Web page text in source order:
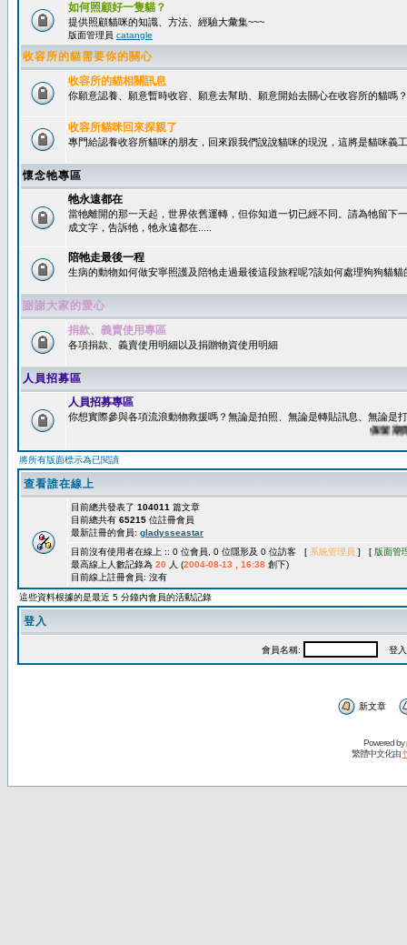
如何照顧好一隻貓？
提供照顧貓咪的知識、方法、經驗大彙集~~~
版面管理員 catangle
收容所的貓需要你的關心
收容所的貓相關訊息
你願意認養、願意暫時收容、願意去幫助、願意開始去關心在收容所的貓嗎？
收容所貓咪回來探親了
專門給認養收容所貓咪的朋友，回來跟我們說說貓咪的現況，這將是貓咪義
懷念牠專區
牠永遠都在
當牠離開的那一天起，世界依舊運轉，但你知道一切已經不同。請為牠留下
成文字，告訴牠，牠永遠都在.....
陪牠走最後一程
生病的動物如何做安寧照護及陪牠走過最後這段旅程呢?該如何處理狗狗貓貓
謝謝大家的愛心
捐款、義賣使用專區
各項捐款、義賣使用明細以及捐贈物資使用明細
人員招募區
人員招募專區
你想實際參與各項流浪動物救援嗎？無論是拍照、無論是轉貼訊息、無論是
保留期限：
將所有版面標示為已閱讀
查看誰在線上
目前總共發表了 104011 篇文章
目前總共有 65215 位註冊會員
最新註冊的會員: gladysseastar
目前沒有使用者在線上 :: 0 位會員, 0 位隱形及 0 位訪客 [ 系統管理員 ] [ 版面管
最高線上人數記錄為 20 人 (2004-08-13 , 16:38 創下)
目前線上註冊會員: 沒有
這些資料根據的是最近 5 分鐘內會員的活動記錄
登入
會員名稱: 登入
新文章
Powered by
繁體中文化由